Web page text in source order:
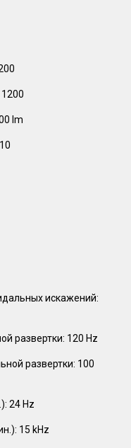
lm
искажений:
развертки: 120 Hz
развертки: 100
24 Hz
15 kHz